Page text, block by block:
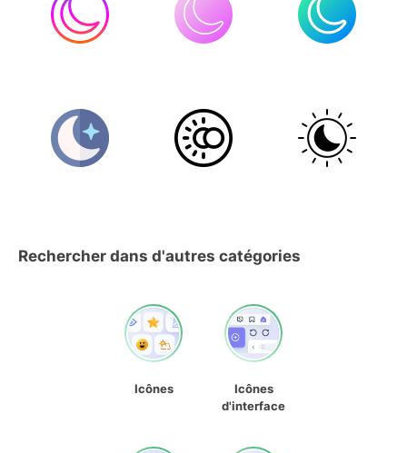
Rechercher dans d'autres catégories
Icônes
Icônes
d'interface